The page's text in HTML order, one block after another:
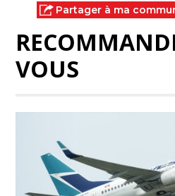
Partager à ma
VOUS